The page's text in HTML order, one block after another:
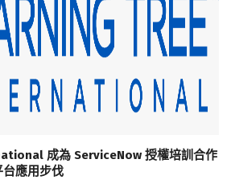
成為 ServiceNow 授權培訓合作
應用步伐